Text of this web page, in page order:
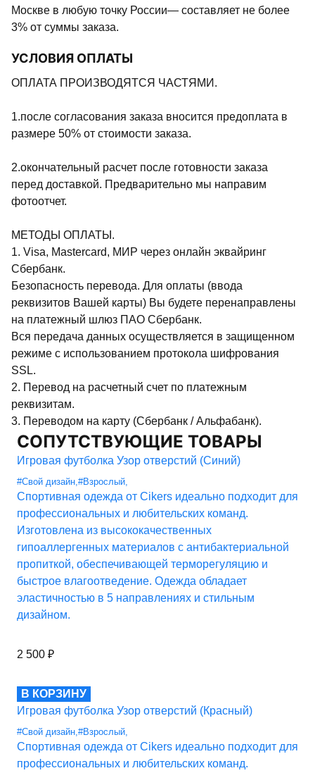
Москве в любую точку России— составляет не более
3% от суммы заказа.
УСЛОВИЯ ОПЛАТЫ
ОПЛАТА ПРОИЗВОДЯТСЯ ЧАСТЯМИ.
1.после согласования заказа вносится предоплата в
размере 50% от стоимости заказа.
2.окончательный расчет после готовности заказа
перед доставкой. Предварительно мы направим
фотоотчет.
МЕТОДЫ ОПЛАТЫ.
1. Visa, Mastercard, МИР через онлайн эквайринг
Сбербанк.
Безопасность перевода. Для оплаты (ввода
реквизитов Вашей карты) Вы будете перенаправлены
на платежный шлюз ПАО Сбербанк.
Вся передача данных осуществляется в защищенном
режиме с использованием протокола шифрования
SSL.
2. Перевод на расчетный счет по платежным
реквизитам.
3. Переводом на карту (Сбербанк / Альфабанк).
СОПУТСТВУЮЩИЕ ТОВАРЫ
Игровая футболка Узор отверстий (Синий)
#Свой дизайн #Взрослый
Спортивная одежда от Cikers идеально подходит для
профессиональных и любительских команд.
Изготовлена из высококачественных
гипоаллергенных материалов с антибактериальной
пропиткой, обеспечивающей терморегуляцию и
быстрое влагоотведение. Одежда обладает
эластичностью в 5 направлениях и стильным
дизайном.
2 500 ₽
В КОРЗИНУ
Игровая футболка Узор отверстий (Красный)
#Свой дизайн #Взрослый
Спортивная одежда от Cikers идеально подходит для
профессиональных и любительских команд.